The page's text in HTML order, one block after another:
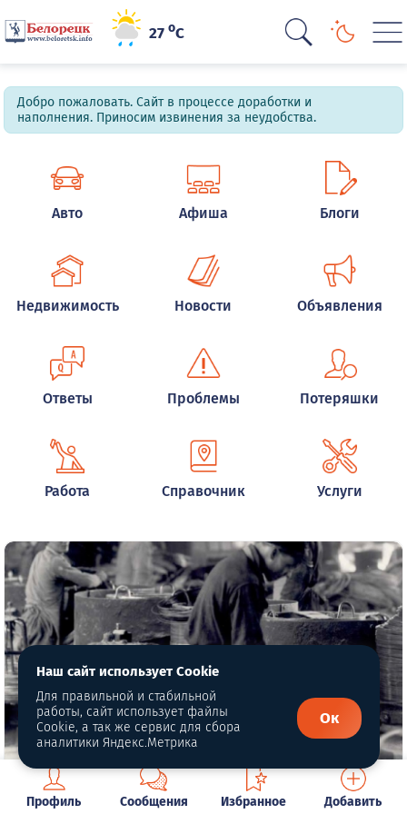
27oC
Добро пожаловать. Сайт в процессе доработки и
наполнения. Приносим извинения за неудобства.
Авто Афиша Блоги
Недвижимость Новости Объявления
Ответы Проблемы Потеряшки
Работа Справочник Услуги
Глава 13. В первом сталепроволочном
Профиль Сообщения Избранное Добавить
Наш сайт использует Cookie
Для правильной и стабильной
работы, сайт использует файлы
Cookie, а так же сервис для сбора
аналитики Яндекс.Метрика
Ок